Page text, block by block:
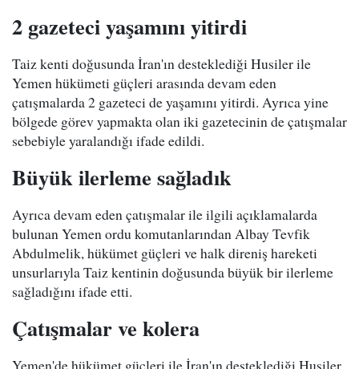
2 gazeteci yaşamını yitirdi
Taiz kenti doğusunda İran'ın desteklediği Husiler ile
Yemen hükümeti güçleri arasında devam eden
çatışmalarda 2 gazeteci de yaşamını yitirdi. Ayrıca yine
bölgede görev yapmakta olan iki gazetecinin de çatışmalar
sebebiyle yaralandığı ifade edildi.
Büyük ilerleme sağladık
Ayrıca devam eden çatışmalar ile ilgili açıklamalarda
bulunan Yemen ordu komutanlarından Albay Tevfik
Abdulmelik, hükümet güçleri ve halk direniş hareketi
unsurlarıyla Taiz kentinin doğusunda büyük bir ilerleme
sağladığını ifade etti.
Çatışmalar ve kolera
Yemen'de hükümet güçleri ile İran'ın desteklediği Husiler